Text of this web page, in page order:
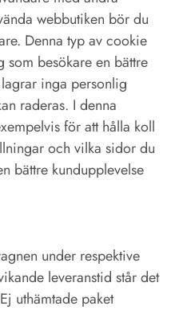
webbutiken bör du
Denna typ av cookie
som besökare en bättre
inga personlig
raderas. I denna
för att hålla koll
och vilka sidor du
bättre kundupplevelse
under respektive
leveranstid står det
uthämtade paket